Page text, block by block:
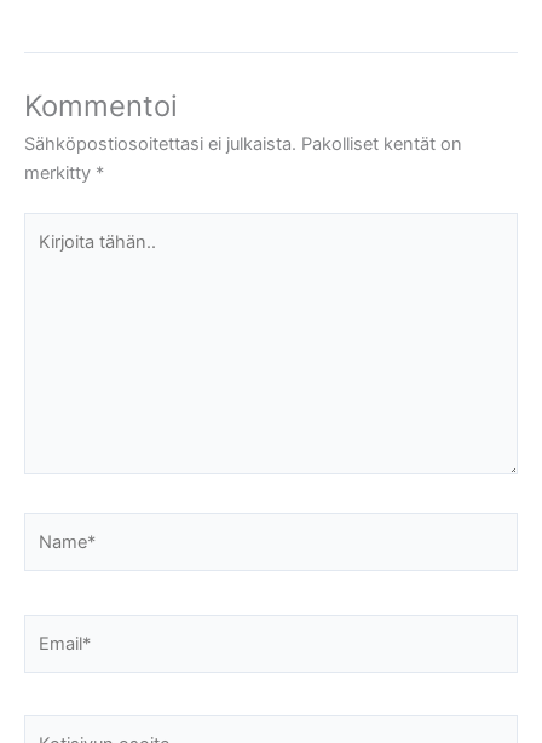
Kommentoi
Sähköpostiosoitettasi ei julkaista. Pakolliset kentät on
merkitty *
tähän..